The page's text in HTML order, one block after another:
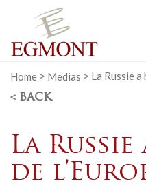
Home > Medias > La Russie a
< BACK
La
de